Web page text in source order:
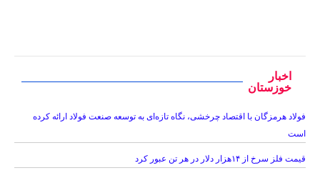
اخبار
خوزستان
فولاد هرمزگان با اقتصاد چرخشی، نگاه تازه‌ای به توسعه صنعت فولاد ارائه کرده
است
قیمت فلز سرخ از ۱۴هزار دلار در هر تن عبور کرد